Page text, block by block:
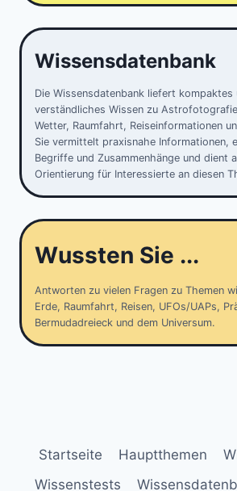
Wissensdatenbank
Die Wissensdatenbank liefert kompaktes
verständliches Wissen zu
Wetter, Raumfahrt, Reiseinformationen
Sie vermittelt praxisnahe Informationen,
Begriffe und Zusammenhänge und dient
Orientierung für Interessierte an diesen
Wussten Sie ...
Antworten zu vielen Fragen zu Themen
Erde, Raumfahrt, Reisen, UFOs/UAPs,
Bermudadreieck und dem Universum.
Startseite Hauptthemen
Wissenstests